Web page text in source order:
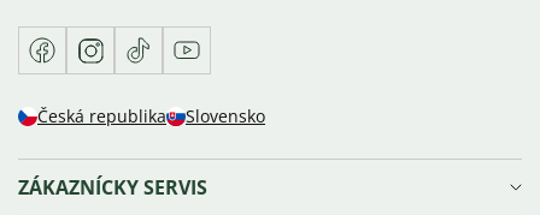
FacebookInstagram
TikTokYoutube
Česká republika Slovensko
ZÁKAZNÍCKY SERVIS